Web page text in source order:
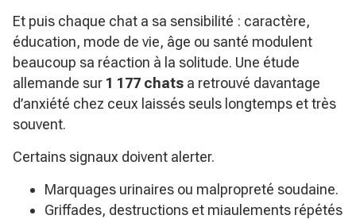
Et puis chaque chat a sa sensibilité : caractère,
éducation, mode de vie, âge ou santé modulent
beaucoup sa réaction à la solitude. Une étude
allemande sur 1 177 chats a retrouvé davantage
d’anxiété chez ceux laissés seuls longtemps et très
souvent.
Certains signaux doivent alerter.
Marquages urinaires ou malpropreté soudaine.
Griffades, destructions et miaulements répétés